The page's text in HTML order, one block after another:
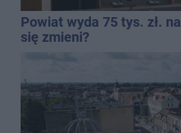
Powiat wyda 75 tys. zł.
się zmieni?